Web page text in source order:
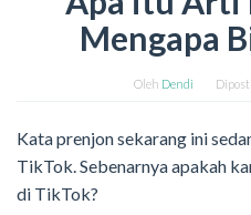
Mengapa
Oleh Dendi
Kata prenjon sekarang ini
TikTok. Sebenarnya apakah
di TikTok?